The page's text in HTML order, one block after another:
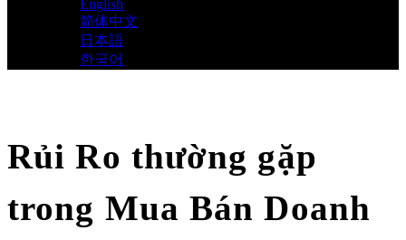
English
简体中文
日本語
한국어
Rủi Ro thường gặp
trong Mua Bán Doanh